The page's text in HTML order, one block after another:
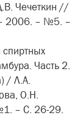
Чечеткин //
– 2006. – №5. –
спиртных
Часть 2.
/ Л.А.
О.Н.
– С. 26-29.